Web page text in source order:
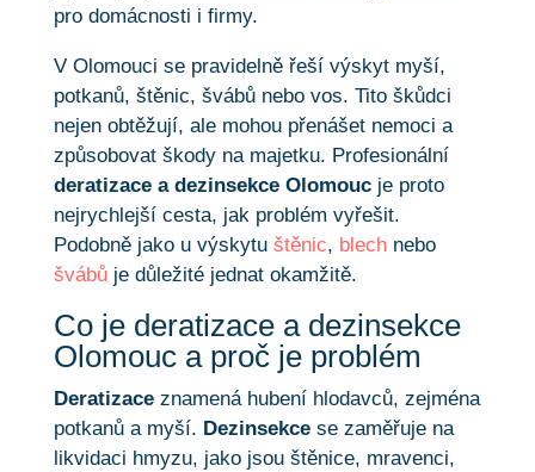
pro domácnosti i firmy.
V Olomouci se pravidelně řeší výskyt myší,
potkanů, štěnic, švábů nebo vos. Tito škůdci
nejen obtěžují, ale mohou přenášet nemoci a
způsobovat škody na majetku. Profesionální
deratizace a dezinsekce Olomoucje proto
nejrychlejší cesta, jak problém vyřešit.
Podobně jako u výskytu štěnic, blechnebo
švábůje důležité jednat okamžitě.
Co je deratizace a dezinsekce
Olomouc a proč je problém
Deratizaceznamená hubení hlodavců, zejména
potkanů a myší. Dezinsekcese zaměřuje na
likvidaci hmyzu, jako jsou štěnice, mravenci,